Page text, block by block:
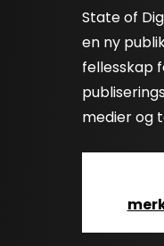
State of
en ny
fellesskap
medier og